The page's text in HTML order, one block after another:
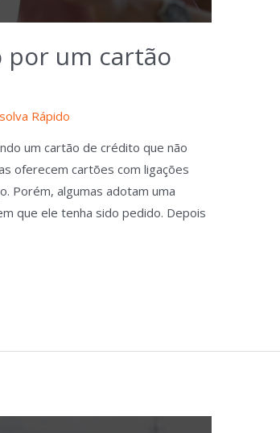
por um cartão
Rápido
um cartão de crédito que não
oferecem cartões com ligações
Porém, algumas adotam uma
que ele tenha sido pedido. Depois